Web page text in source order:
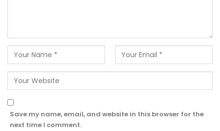
Save my name, email, and website in this browser for the
next time I comment.